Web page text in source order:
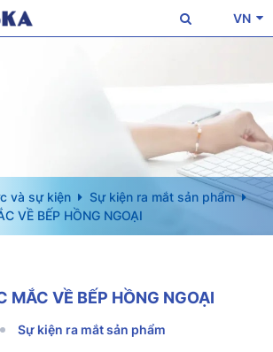
VN
và sự kiện
Sự kiện ra mắt sản phẩm
VỀ BẾP HỒNG NGOẠI
MẮC VỀ BẾP HỒNG NGOẠI
Sự kiện ra mắt sản phẩm